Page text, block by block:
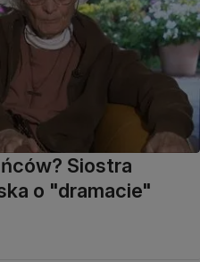
Siostra
o "dramacie"